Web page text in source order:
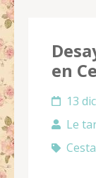
en
13
Le